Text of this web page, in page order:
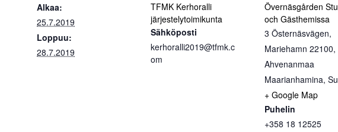
Alkaa:
25.7.2019
Loppuu:
28.7.2019
TFMK Kerhoralli
järjestelytoimikunta
Sähköposti
kerhoralli2019@tfmk.c
om
Övernäsgården
och Gästhemissa
3 Östernäsvägen,
Mariehamn 22100,
Ahvenanmaa
Maarianhamina,
+ Google Map
Puhelin
+358 18 12525